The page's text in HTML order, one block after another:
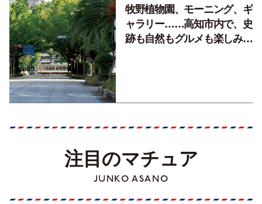
牧野植物園、モーニング、ギ
ャラリー……高知市内で、史
跡も自然もグルメも楽しみ尽
注目のマチュア
JUNKO ASANO